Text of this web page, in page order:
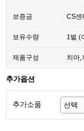
보증금 CS센
보유수량 1벌 (
제품구성 치마,
추가옵션
추가소품